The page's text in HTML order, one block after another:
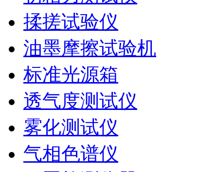
揉搓试验仪
油墨摩擦试验机
标准光源箱
透气度测试仪
雾化测试仪
气相色谱仪